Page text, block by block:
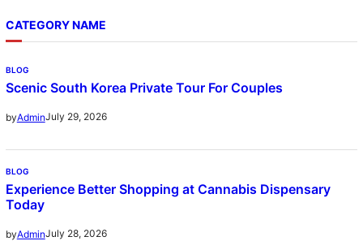
CATEGORY NAME
BLOG
Scenic South Korea Private Tour For Couples
byAdminJuly 29, 2026
BLOG
Experience Better Shopping at Cannabis Dispensary
Today
byAdminJuly 28, 2026